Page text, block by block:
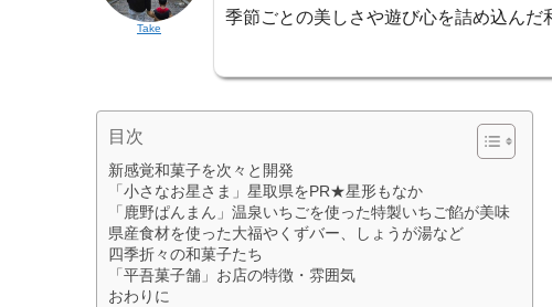
Take
季節ごとの美しさや遊び心を詰め込んだ
目次
新感覚和菓子を次々と開発
「小さなお星さま」星取県をPR★星形もなか
「鹿野ぱんまん」温泉いちごを使った特製いちご餡が美味
県産食材を使った大福やくずバー、しょうが湯など
四季折々の和菓子たち
「平吾菓子舗」お店の特徴・雰囲気
おわりに